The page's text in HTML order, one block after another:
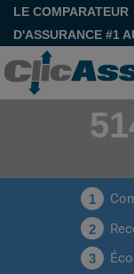
LE COMPARATEUR
D'ASSURANCE #1
1
2
3